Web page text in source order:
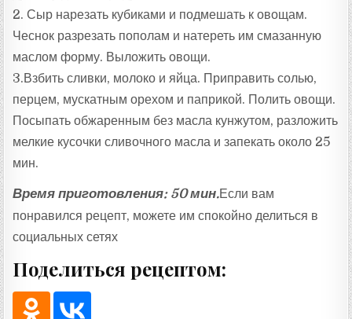
2. Сыр нарезать кубиками и подмешать к овощам.
Чеснок разрезать пополам и натереть им смазанную
маслом форму. Выложить овощи.
3.Взбить сливки, молоко и яйца. Приправить солью,
перцем, мускатным орехом и паприкой. Полить овощи.
Посыпать обжаренным без масла кунжутом, разложить
мелкие кусочки сливочного масла и запекать около 25
мин.
Время приготовления: 50 мин.Если вам
понравился рецепт, можете им спокойно делиться в
социальных сетях
Поделиться рецептом: